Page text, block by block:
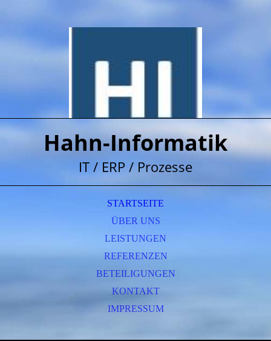
Hahn-Informatik
IT / ERP / Prozesse
STARTSEITE
ÜBER UNS
LEISTUNGEN
REFERENZEN
BETEILIGUNGEN
KONTAKT
IMPRESSUM